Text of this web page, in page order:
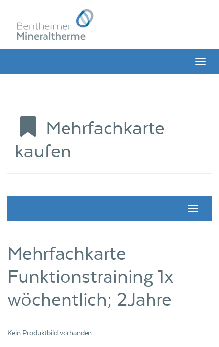
Mehrfachkarte
kaufen
Mehrfachkarte
Funktionstraining 1x
wöchentlich; 2Jahre
Kein Produktbild vorhanden.